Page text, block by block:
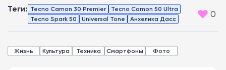
Теги: Tecno Camon 30 Premier
Tecno Camon 50 Ultra
Tecno Spark 50
Universal Tone Анхелика Дасс 0
Жизнь Культура Техника Смартфоны Фото